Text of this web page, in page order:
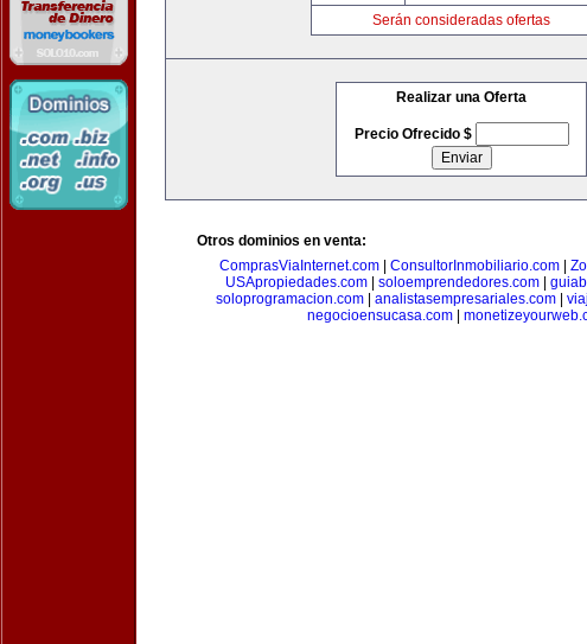
Serán consideradas ofertas
Realizar una Oferta
Precio Ofrecido $
Otros dominios en venta:
ComprasViaInternet.com
ConsultorInmobiliario.com
USApropiedades.com
soloemprendedores.com
soloprogramacion.com
analistasempresariales.com
negocioensucasa.com|